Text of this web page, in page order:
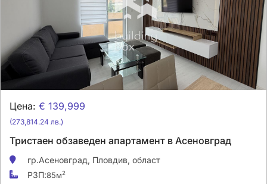
Цена: € 139,999
(273,814.24 лв.)
Тристаен обзаведен апартамент в Асеновград
гр.Асеновград, Пловдив, област
РЗП:85м2